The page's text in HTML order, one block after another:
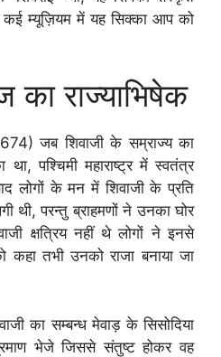
म्यूज़ियम में यह सिक्का आप को
का राज्याभिषेक
जब शिवाजी के सम्राज्य का
था, पश्चिमी महाराष्ट्र में स्वतंत्र
लोगों के मन में शिवाजी के प्रति
थी, परन्तु ब्राहमणों ने उनका घोर
क्षत्रिय नहीं थे लोगों ने इनसे
कहा तभी उनको राजा बनाया जा
का सम्बन्ध मेवाड़ के सिसोदिया
भेजे जिससे संतुष्ट होकर वह